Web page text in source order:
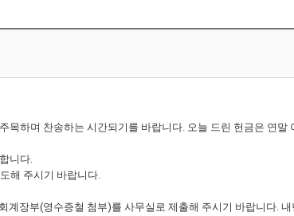
하며 찬송하는 시간되기를 바랍니다. 오늘 드린 헌금은 연
니다.
해 주시기 바랍니다.
장부(영수증철 첨부)를 사무실로 제출해 주시기 바랍니다.